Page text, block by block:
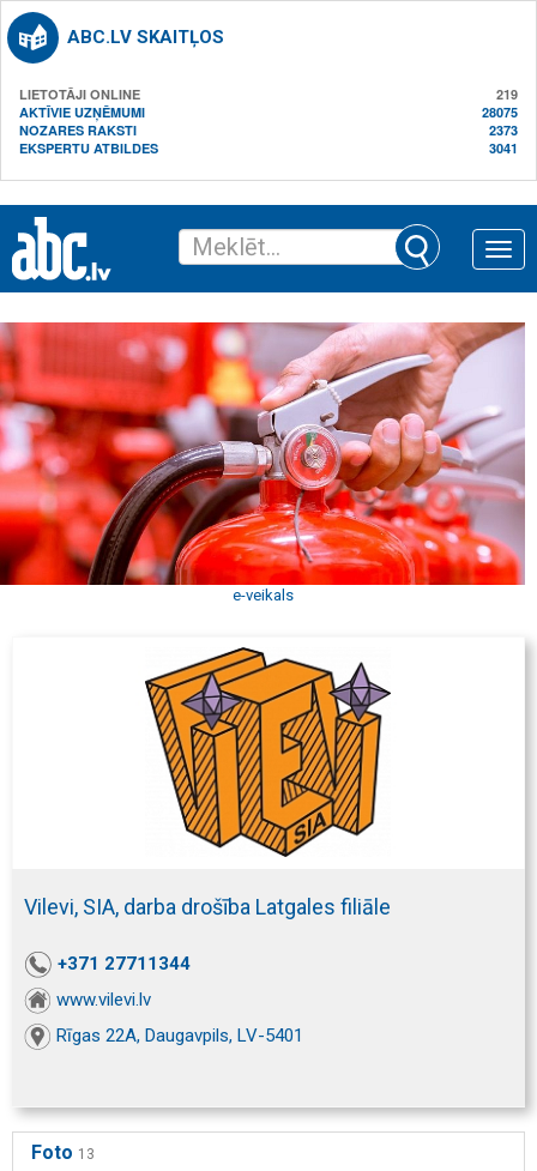
ABC.LV SKAITĻOS
LIETOTĀJI ONLINE
219
AKTĪVIE UZŅĒMUMI
28075
NOZARES RAKSTI
2373
EKSPERTU ATBILDES
3041
Toggle
e-veikals
Vilevi, SIA, darba drošība Latgales filiāle
+371 27711344
www.vilevi.lv
Rīgas 22A, Daugavpils, LV-5401
Foto 13